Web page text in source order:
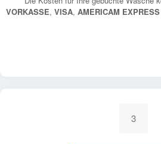
VORKASSE, VISA, AMERICAM EXPRESS
3